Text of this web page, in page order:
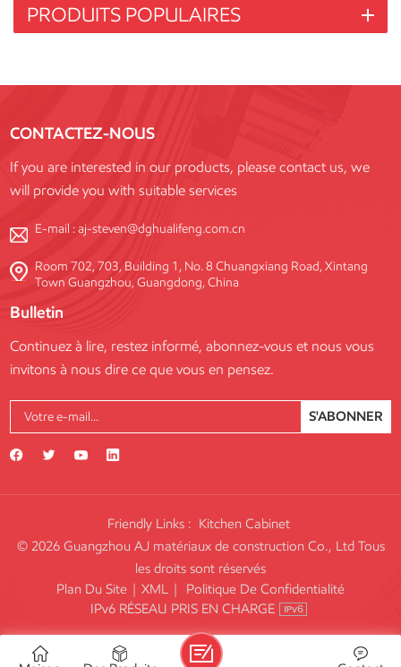
PRODUITS POPULAIRES
CONTACTEZ-NOUS
If you are interested in our products, please contact us, we
will provide you with suitable services
E-mail :aj-steven@dghualifeng.com.cn
Room 702, 703, Building 1, No. 8 Chuangxiang Road, Xintang
Town Guangzhou, Guangdong, China
Bulletin
Continuez à lire, restez informé, abonnez-vous et nous vous
invitons à nous dire ce que vous en pensez.
S'ABONNER
Friendly Links : Kitchen Cabinet
© 2026 Guangzhou AJ matériaux de construction Co., Ltd Tous
les droits sont réservés
Plan Du Site | XML |
Politique De Confidentialité
IPv6 RÉSEAU PRIS EN CHARGE